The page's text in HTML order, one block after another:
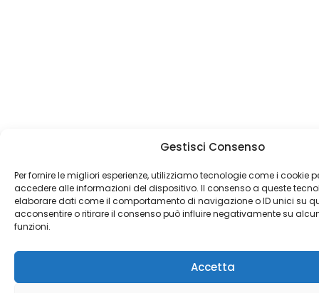
Gestisci Consenso
Per fornire le migliori esperienze, utilizziamo tecnologie come i cookie
accedere alle informazioni del dispositivo. Il consenso a queste
elaborare dati come il comportamento di navigazione o ID unici su
acconsentire o ritirare il consenso può influire negativamente su
funzioni.
Accetta